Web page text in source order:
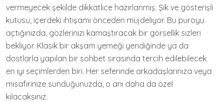
vermeyecek şekilde dikkatlice hazırlanmış. Şık ve gösterişli
kutusu, içerdeki ihtişamı önceden müjdeliyor. Bu puroyu
açtığınızda, gözlerinizi kamaştıracak bir görsellik sizleri
bekliyor. Klasik bir akşam yemeği yendiğinde ya da
dostlarla yapılan bir sohbet sırasında tercih edilebilecek
en iyi seçimlerden biri. Her seferinde arkadaşlarınıza veya
misafirinize sunduğunuzda, o anı daha da özel
kılacaksınız.